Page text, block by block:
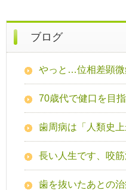
ブログ
やっと…位相差顕微
70歳代で健口を目
歯周病は「人類史上
長い人生です、咬
歯を抜いたあとの